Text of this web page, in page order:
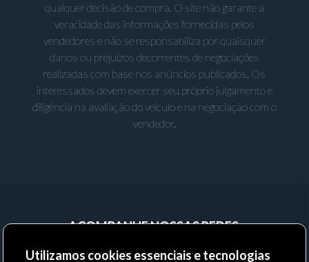
qualquer decisão de compra. O site não garante a
veracidade das informações fornecidas pelos
vendedores e não se responsabiliza por quaisquer
danos ou prejuízos decorrentes de negociações
realizadas com base nos anúncios publicados. Os
interessados devem exercer seu próprio julgamento e
diligência na avaliação do veículo e na negociação com o
vendedor.
ACOMPANHE NOSSAS REDES:
Utilizamos cookies essenciais e tecnologias